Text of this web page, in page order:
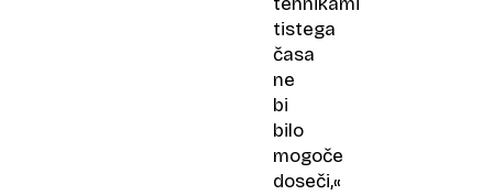
tistega
časa
ne
bi
bilo
mogoče
doseči,«